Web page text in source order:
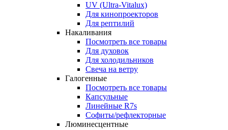
UV (Ultra-Vitalux)
Для кинопроекторов
Для рептилий
Накаливания
Посмотреть все товары
Для духовок
Для холодильников
Свеча на ветру
Галогенные
Посмотреть все товары
Капсульные
Линейные R7s
Софиты/рефлекторные
Люминесцентные